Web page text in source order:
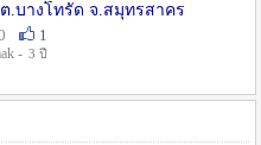
.บางโทรัด จ.สมุทรสาคร
1
- 3 ปี